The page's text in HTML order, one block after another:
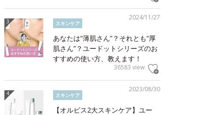
2024/11/27
スキンケア
あなたは“薄肌さん”？それとも“厚
肌さん”？ユードットシリーズのお
すすめの使い方、教えます！
36583 view
2023/08/30
スキンケア
【オルビス2大スキンケア】ユー